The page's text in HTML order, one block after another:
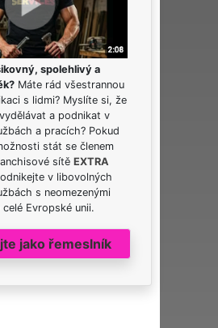
spolehlivý a
Máte rád všestrannou
s lidmi? Myslíte si, že
a podnikat v
a pracích? Pokud
stát se členem
sítěEXTRA
v libovolných
s neomezenými
Evropské unii.
jako řemeslník